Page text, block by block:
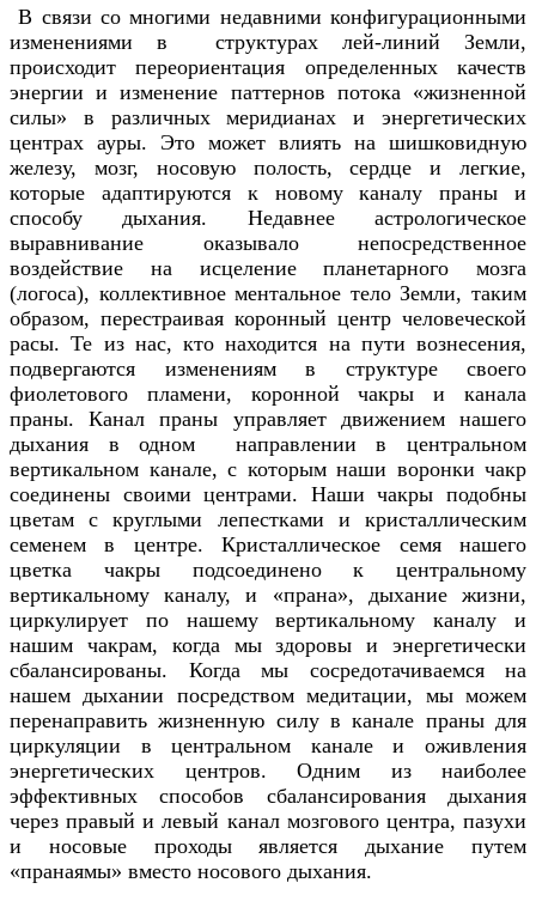
В связи со многими недавними конфигурационными
изменениями в структурах лей-линий Земли,
происходит переориентация определенных качеств
энергии и изменение паттернов потока «жизненной
силы» в различных меридианах и энергетических
центрах ауры. Это может влиять на шишковидную
железу, мозг, носовую полость, сердце и легкие,
которые адаптируются к новому каналу праны и
способу дыхания. Недавнее астрологическое
выравнивание оказывало непосредственное
воздействие на исцеление планетарного мозга
(логоса), коллективное ментальное тело Земли, таким
образом, перестраивая коронный центр человеческой
расы. Те из нас, кто находится на пути вознесения,
подвергаются изменениям в структуре своего
фиолетового пламени, коронной чакры и канала
праны. Канал праны управляет движением нашего
дыхания в одном направлении в центральном
вертикальном канале, с которым наши воронки чакр
соединены своими центрами. Наши чакры подобны
цветам с круглыми лепестками и кристаллическим
семенем в центре. Кристаллическое семя нашего
цветка чакры подсоединено к центральному
вертикальному каналу, и «прана», дыхание жизни,
циркулирует по нашему вертикальному каналу и
нашим чакрам, когда мы здоровы и энергетически
сбалансированы. Когда мы сосредотачиваемся на
нашем дыхании посредством медитации, мы можем
перенаправить жизненную силу в канале праны для
циркуляции в центральном канале и оживления
энергетических центров. Одним из наиболее
эффективных способов сбалансирования дыхания
через правый и левый канал мозгового центра, пазухи
и носовые проходы является дыхание путем
«пранаямы» вместо носового дыхания.